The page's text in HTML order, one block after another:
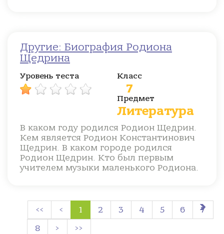
Другие: Биография Родиона
Щедрина
Уровень теста Класс
7
Предмет
Литература
В каком году родился Родион Щедрин.
Кем является Родион Константинович
Щедрин. В каком городе родился
Родион Щедрин. Кто был первым
учителем музыки маленького Родиона.
<< < 1 2 3 4 5 6
7
8
> >>